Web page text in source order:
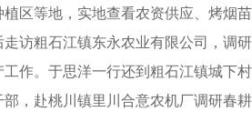
区等地，实地查看农资供应、烤烟苗
访粗石江镇东永农业有限公司，调研
作。于思洋一行还到粗石江镇城下村
，赴桃川镇里川合意农机厂调研春耕